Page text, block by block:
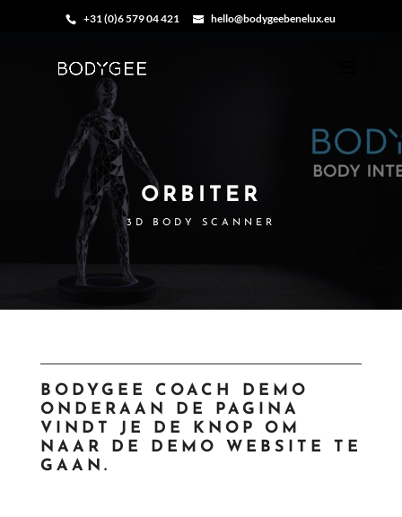
+31 (0)6 579 04 421 hello@bodygeebenelux.eu
ORBITER
3D BODY SCANNER
BODYGEE COACH DEMO
ONDERAAN DE PAGINA
VINDT JE DE KNOP OM
NAAR DE DEMO WEBSITE TE
GAAN.